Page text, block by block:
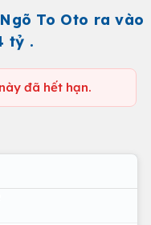
To Oto ra vào
tỷ .
đã hết hạn.